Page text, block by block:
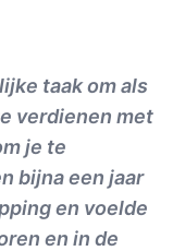
taak om als
verdienen met
je te
bijna een jaar
en voelde
en in de